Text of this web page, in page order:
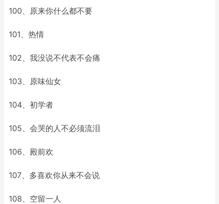
100、原来你什么都不要
101、热情
102、我没说不代表不会痛
103、原味仙女
104、初学者
105、会哭的人不必须流泪
106、殿前欢
107、多喜欢你从来不会说
108、空留一人